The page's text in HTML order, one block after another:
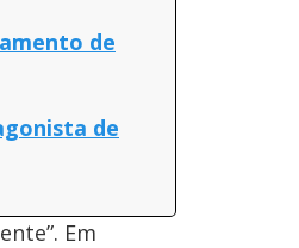
de
de
Em